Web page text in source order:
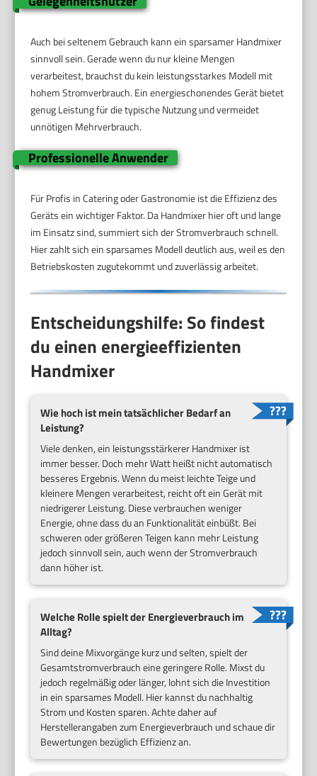
Auch bei seltenem Gebrauch kann ein sparsamer Handmixer
sinnvoll sein. Gerade wenn du nur kleine Mengen
verarbeitest, brauchst du kein leistungsstarkes Modell mit
hohem Stromverbrauch. Ein energieschonendes Gerät bietet
genug Leistung für die typische Nutzung und vermeidet
unnötigen Mehrverbrauch.
Professionelle Anwender
Für Profis in Catering oder Gastronomie ist die Effizienz des
Geräts ein wichtiger Faktor. Da Handmixer hier oft und lange
im Einsatz sind, summiert sich der Stromverbrauch schnell.
Hier zahlt sich ein sparsames Modell deutlich aus, weil es den
Betriebskosten zugutekommt und zuverlässig arbeitet.
Entscheidungshilfe: So findest
du einen energieeffizienten
Handmixer
Wie hoch ist mein tatsächlicher Bedarf an
Leistung?
Viele denken, ein leistungsstärkerer Handmixer ist
immer besser. Doch mehr Watt heißt nicht automatisch
besseres Ergebnis. Wenn du meist leichte Teige und
kleinere Mengen verarbeitest, reicht oft ein Gerät mit
niedrigerer Leistung. Diese verbrauchen weniger
Energie, ohne dass du an Funktionalität einbüßt. Bei
schweren oder größeren Teigen kann mehr Leistung
jedoch sinnvoll sein, auch wenn der Stromverbrauch
dann höher ist.
Welche Rolle spielt der Energieverbrauch im
Alltag?
Sind deine Mixvorgänge kurz und selten, spielt der
Gesamtstromverbrauch eine geringere Rolle. Mixst du
jedoch regelmäßig oder länger, lohnt sich die Investition
in ein sparsames Modell. Hier kannst du nachhaltig
Strom und Kosten sparen. Achte daher auf
Herstellerangaben zum Energieverbrauch und schaue dir
Bewertungen bezüglich Effizienz an.